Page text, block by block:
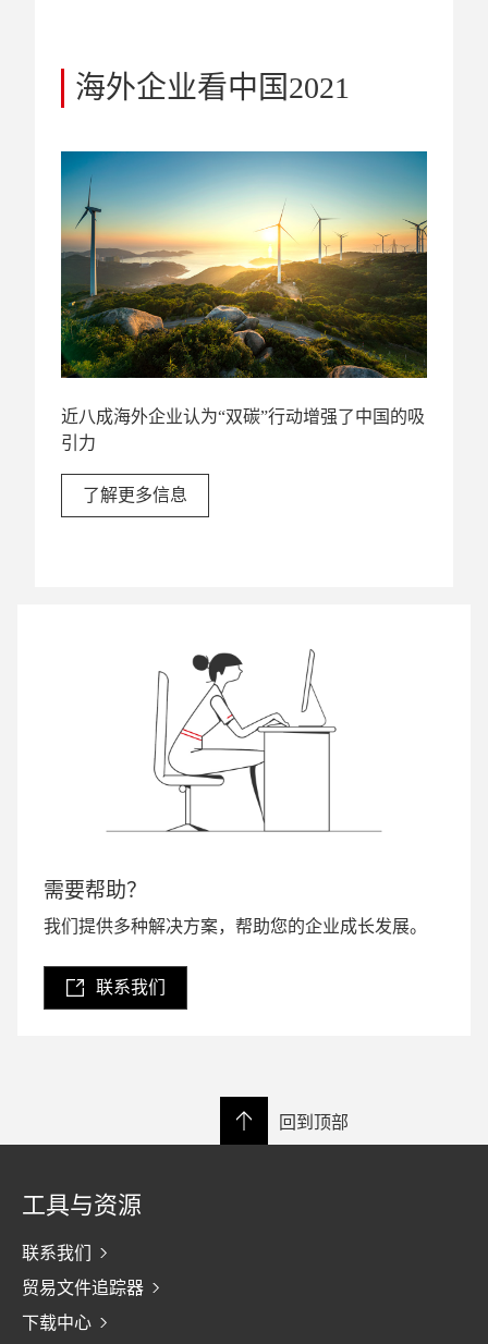
海外企业看中国2021
近八成海外企业认为“双碳”行动增强了中国的吸
引力
了解更多信息
需要帮助？
我们提供多种解决方案，帮助您的企业成长发展。
联系我们
回到顶部
工具与资源
联系我们
贸易文件追踪器
下载中心